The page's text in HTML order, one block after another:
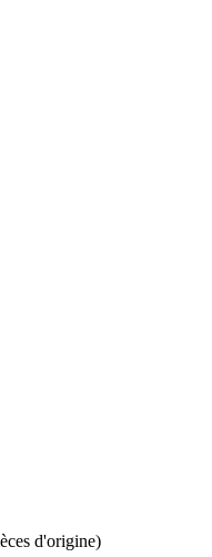
d'origine)